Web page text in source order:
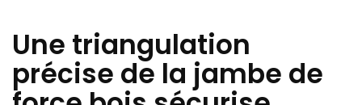
Une triangulation
précise de la jambe de